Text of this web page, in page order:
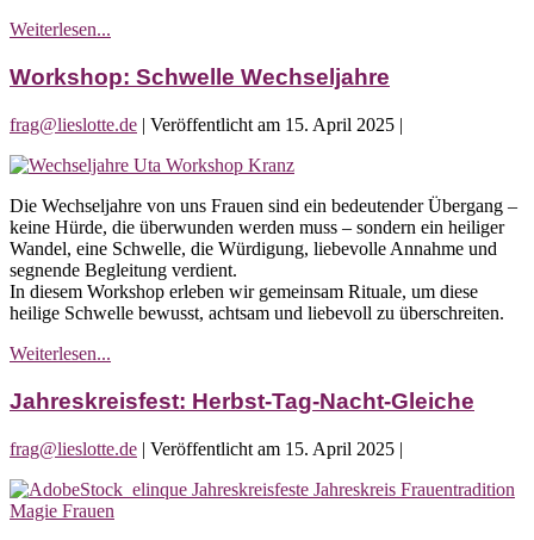
Weiterlesen...
Day“
Workshop: Schwelle Wechseljahre
frag@lieslotte.de | Veröffentlicht am 15. April 2025 |
Workshop:
Wechseljahre
Die Wechseljahre von uns Frauen sind ein bedeutender Übergang –
keine Hürde, die überwunden werden muss – sondern ein heiliger
Wandel, eine Schwelle, die Würdigung, liebevolle Annahme und
segnende Begleitung verdient.
In diesem Workshop erleben wir gemeinsam Rituale, um diese
heilige Schwelle bewusst, achtsam und liebevoll zu überschreiten.
Weiterlesen...
Wechseljahre
Jahreskreisfest: Herbst-Tag-Nacht-Gleiche
frag@lieslotte.de | Veröffentlicht am 15. April 2025 |
Jahreskreisfest:
Herbst-